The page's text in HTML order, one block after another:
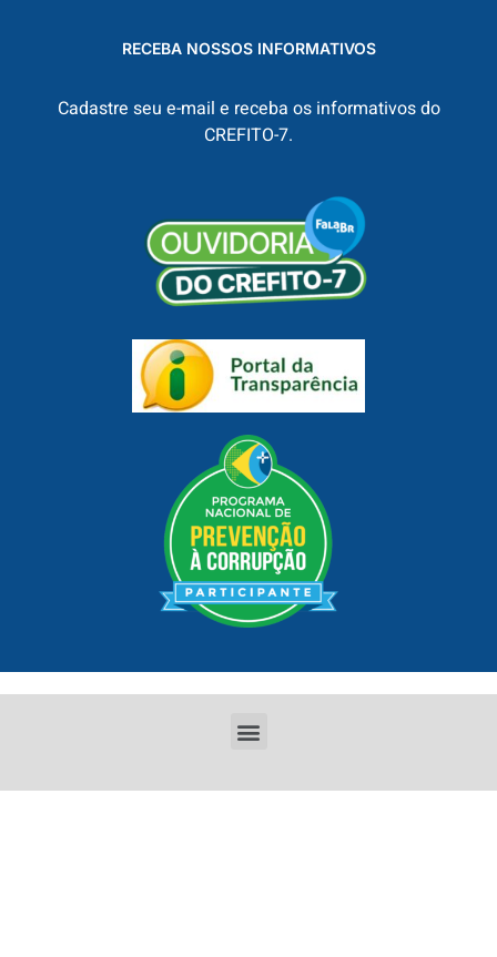
RECEBA NOSSOS INFORMATIVOS
Cadastre seu e-mail e receba os informativos do
CREFITO-7.